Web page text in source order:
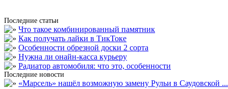
Последние статьи
Что такое комбинированный памятник
Как получать лайки в ТикТоке
Особенности обрезной доски 2 сорта
Нужна ли онайн-касса курьеру
Радиатор автомобиля: что это, особенности
Последние новости
«Марсель» нашёл возможную замену Рульи в Саудовской ...